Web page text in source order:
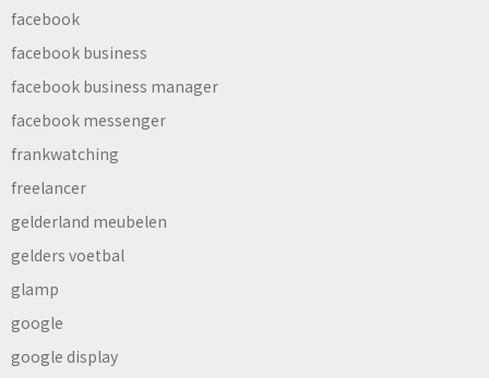
facebook
facebook business
facebook business manager
facebook messenger
frankwatching
freelancer
gelderland meubelen
gelders voetbal
glamp
google
google display